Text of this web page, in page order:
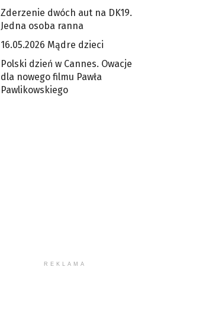
Zderzenie dwóch aut na DK19.
Jedna osoba ranna
16.05.2026 Mądre dzieci
Polski dzień w Cannes. Owacje
dla nowego filmu Pawła
Pawlikowskiego
REKLAMA